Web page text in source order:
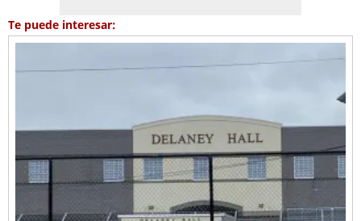
Te puede interesar: